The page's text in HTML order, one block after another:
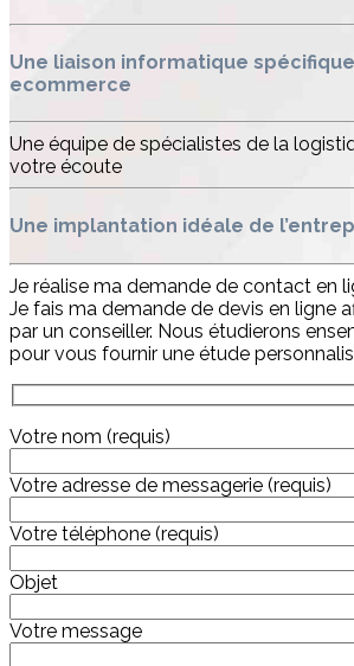
Une liaison informatique
ecommerce
Une équipe de spécialistes de la
votre écoute
Une implantation idéale de
Je réalise ma demande de contact en
Je fais ma demande de devis en ligne
par un conseiller. Nous étudierons
pour vous fournir une étude
Votre nom (requis)
Votre adresse de messagerie (requis)
Votre téléphone (requis)
Objet
Votre message